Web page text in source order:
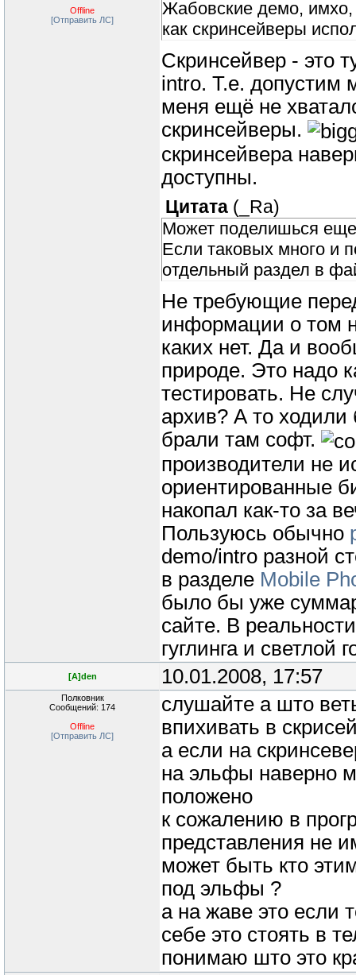
Offline
[Отправить ЛС]
Жабовские демо, имхо,
как скринсейверы
Скринсейвер - это
intro. Т.е. допустим
меня ещё не
скринсейверы.
скринсейвера
доступны.
Цитата ( _Ra)
Может поделишься
Если таковых много и
отдельный раздел в
Не требующие
информации о том
каких нет. Да и
природе. Это надо
тестировать. Не
архив? А то ходили
брали там софт.
производители не
ориентированные
накопал как-то за
Пользуюсь обычно
demo/intro разной
в разделе Mobile
было бы уже
сайте. В
гуглинга и светлой
[A]den 10.01.2008, 17:57
Полковник
Сообщений: 174
Offline
[Отправить ЛС]
слушайте а што
впихивать в
а если на
на эльфы наверно
положено
к сожалению в
представления не
может быть кто
под эльфы ?
а на жаве это если
себе это стоять в
понимаю што это